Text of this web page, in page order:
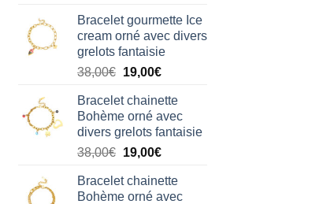
initial
était :
38,00€.
actuel
est :
19,00€.
Bracelet gourmette Ice
cream orné avec divers
grelots fantaisie
38,00€ Le
initial
était :
38,00€.
19,00€Le
actuel
est :
19,00€.
Bracelet chainette
Bohème orné avec
divers grelots fantaisie
38,00€ Le
initial
était :
19,00€Le
actuel
est :
Bracelet chainette
Bohème orné avec